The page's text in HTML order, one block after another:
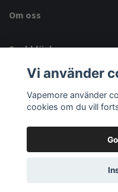
Om oss
Snabblänkar
Sociala medier
©
Vi använder
Vapemore använder
cookies om du vill